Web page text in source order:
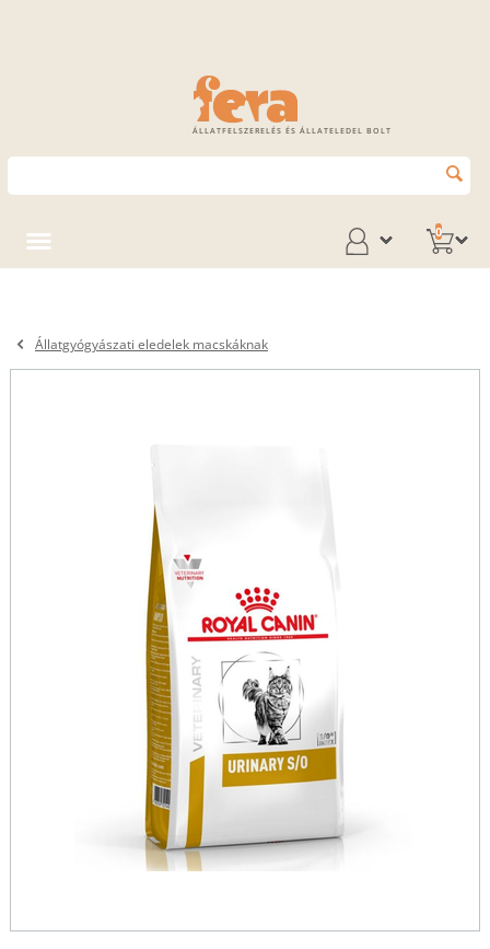
ÁLLATFELSZERELÉS ÉS ÁLLATELEDEL BOLT
0
Állatgyógyászati eledelek macskáknak